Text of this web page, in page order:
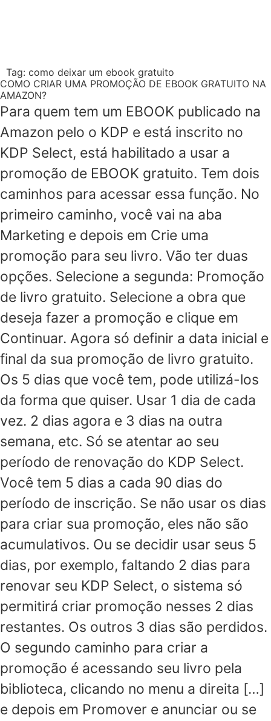
Tag: como deixar um ebook gratuito
COMO CRIAR UMA PROMOÇÃO DE EBOOK GRATUITO NA
AMAZON?
Para quem tem um EBOOK publicado na
Amazon pelo o KDP e está inscrito no
KDP Select, está habilitado a usar a
promoção de EBOOK gratuito. Tem dois
caminhos para acessar essa função. No
primeiro caminho, você vai na aba
Marketing e depois em Crie uma
promoção para seu livro. Vão ter duas
opções. Selecione a segunda: Promoção
de livro gratuito. Selecione a obra que
deseja fazer a promoção e clique em
Continuar. Agora só definir a data inicial e
final da sua promoção de livro gratuito.
Os 5 dias que você tem, pode utilizá-los
da forma que quiser. Usar 1 dia de cada
vez. 2 dias agora e 3 dias na outra
semana, etc. Só se atentar ao seu
período de renovação do KDP Select.
Você tem 5 dias a cada 90 dias do
período de inscrição. Se não usar os dias
para criar sua promoção, eles não são
acumulativos. Ou se decidir usar seus 5
dias, por exemplo, faltando 2 dias para
renovar seu KDP Select, o sistema só
permitirá criar promoção nesses 2 dias
restantes. Os outros 3 dias são perdidos.
O segundo caminho para criar a
promoção é acessando seu livro pela
biblioteca, clicando no menu a direita […]
e depois em Promover e anunciar ou se